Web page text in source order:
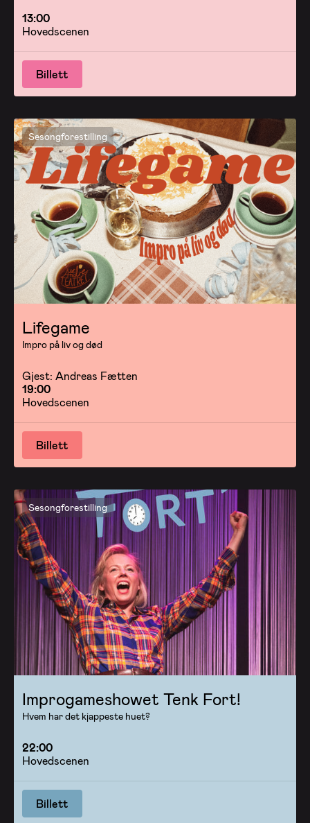
13:00
Hovedscenen
Billett
Sesongforestilling
Lifegame
Impro på liv og død
Gjest: Andreas Fætten
19:00
Hovedscenen
Billett
Sesongforestilling
Improgameshowet Tenk Fort!
Hvem har det kjappeste huet?
22:00
Hovedscenen
Billett